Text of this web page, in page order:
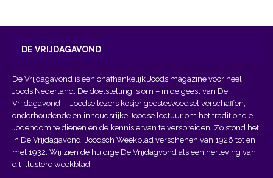
DE VRIJDAGAVOND
De Vrijdagavond is een onafhankelijk Joods magazine voor heel
Joods Nederland. De doelstelling is om – in de geest van De
Vrijdagavond – Joodse lezers kosjer geestesvoedsel verschaffen,
onderhoudende en inhoudsrijke Joodse lectuur om het traditionele
Jodendom te dienen en de kennis ervan te verspreiden. Zo stond het
in De Vrijdagavond, Joodsch Weekblad verschenen van 1926 tot en
met 1932. Wij zien de huidige De Vrijdagvond als een herleving van
dit illustere weekblad.